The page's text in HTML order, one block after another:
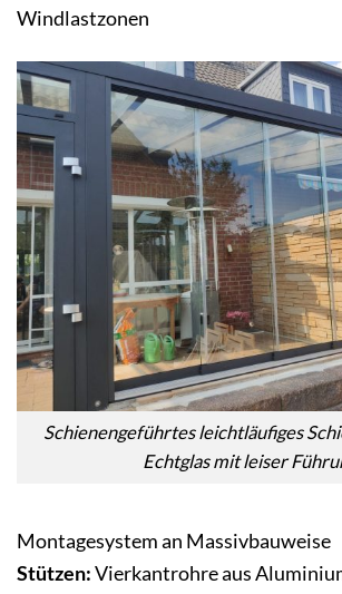
Windlastzonen
Schienengeführtes leichtläufiges
Echtglas mit leiser
Montagesystem an Massivbauweise
Stützen:Vierkantrohre aus